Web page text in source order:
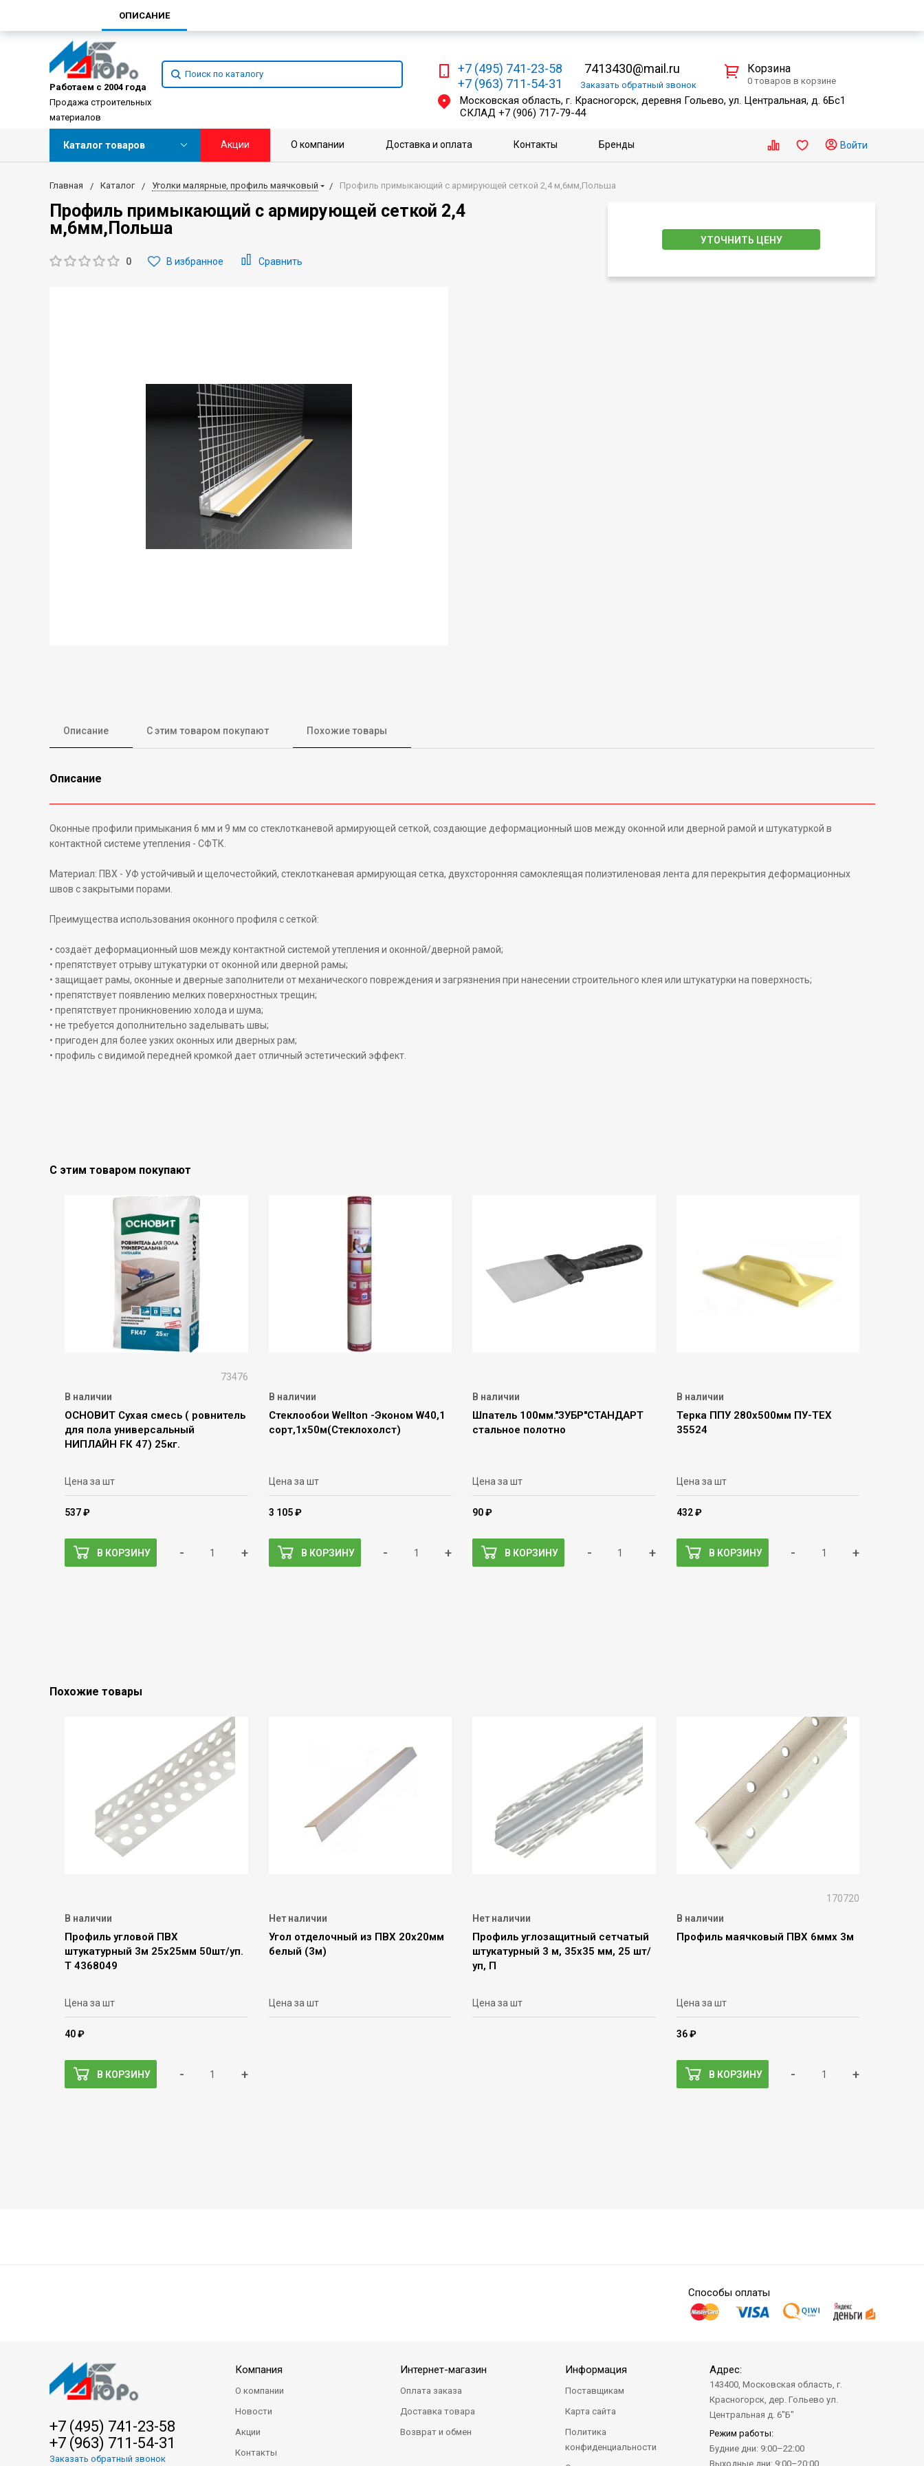
Работаем с 2004 года
Продажа строительных
материалов
+7 (495) 741-23-58
+7 (963) 711-54-31
7413430@mail.ru
Заказать обратный звонок
Московская область, г. Красногорск, деревня Гольево, ул. Центральная, д. 6Бс1
СКЛАД +7 (906) 717-79-44
Корзина
0 товаров в корзине
Каталог товаров Акции О компании Доставка и оплата Контакты Бренды Войти
Главная Каталог Уголки малярные, профиль маячковый Профиль примыкающий с армирующей сеткой 2,4 м,6мм,Польша
Профиль примыкающий с армирующей сеткой 2,4
м,6мм,Польша
0 В избранное Сравнить
УТОЧНИТЬ ЦЕНУ
Описание С этим товаром покупают Похожие товары
Описание
Оконные профили примыкания 6 мм и 9 мм со стеклотканевой армирующей сеткой, создающие деформационный шов между оконной или дверной рамой и штукатуркой в
контактной системе утепления - СФТК.
Материал: ПВХ - УФ устойчивый и щелочестойкий, стеклотканевая армирующая сетка, двухсторонняя самоклеящая полиэтиленовая лента для перекрытия деформационных
швов с закрытыми порами.
Преимущества использования оконного профиля с сеткой:
• создаёт деформационный шов между контактной системой утепления и оконной/дверной рамой;
• препятствует отрыву штукатурки от оконной или дверной рамы;
• защищает рамы, оконные и дверные заполнители от механического повреждения и загрязнения при нанесении строительного клея или штукатурки на поверхность;
• препятствует появлению мелких поверхностных трещин;
• препятствует проникновению холода и шума;
• не требуется дополнительно заделывать швы;
• пригоден для более узких оконных или дверных рам;
• профиль с видимой передней кромкой дает отличный эстетический эффект.
С этим товаром покупают
73476
В наличии
ОСНОВИТ Сухая смесь ( ровнитель
для пола универсальный
НИПЛАЙН FК 47) 25кг.
Цена за шт
537 ₽
В КОРЗИНУ - +
В наличии
Стеклообои Wellton -Эконом W40,1
сорт,1х50м(Стеклохолст)
Цена за шт
3 105 ₽
В КОРЗИНУ - +
В наличии
Шпатель 100мм."ЗУБР"СТАНДАРТ
стальное полотно
Цена за шт
90 ₽
В КОРЗИНУ - +
В наличии
Терка ППУ 280х500мм ПУ-ТЕХ
35524
Цена за шт
432 ₽
В КОРЗИНУ - +
Похожие товары
В наличии
Профиль угловой ПВХ
штукатурный 3м 25х25мм 50шт/уп.
Т 4368049
Цена за шт
40 ₽
В КОРЗИНУ - +
Нет наличии
Угол отделочный из ПВХ 20х20мм
белый (3м)
Цена за шт
Нет наличии
Профиль углозащитный сетчатый
штукатурный 3 м, 35х35 мм, 25 шт/
уп, П
Цена за шт
170720
В наличии
Профиль маячковый ПВХ 6ммх 3м
Цена за шт
36 ₽
В КОРЗИНУ - +
ОПИСАНИЕ
Способы оплаты
+7 (495) 741-23-58
+7 (963) 711-54-31
Заказать обратный звонок
Компания
О компании
Новости
Акции
Контакты
Интернет-магазин
Оплата заказа
Доставка товара
Возврат и обмен
Информация
Поставщикам
Карта сайта
Политика
конфиденциальности
Адрес:
143400, Московская область, г.
Красногорск, дер. Гольево ул.
Центральная д. 6"Б"
Режим работы:
Будние дни: 9:00–22:00
Выходные дни: 9:00–20:00